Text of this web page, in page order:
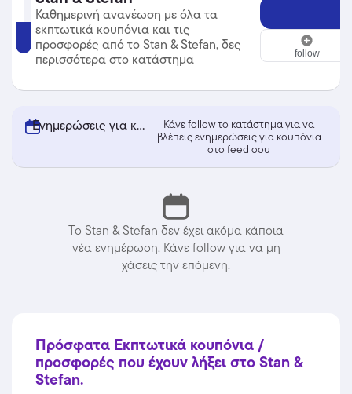
Stan & Stefan
Καθημερινή ανανέωση με όλα τα
εκπτωτικά κουπόνια και τις
προσφορές από το Stan & Stefan, δες
περισσότερα στο κατάστημα
follow
Ενημερώσεις για κουπόνια από Stan & Stefan
Κάνε follow το κατάστημα για να
βλέπεις ενημερώσεις για κουπόνια
στο feed σου
Το Stan & Stefan δεν έχει ακόμα κάποια
νέα ενημέρωση. Κάνε follow για να μη
χάσεις την επόμενη.
Πρόσφατα Εκπτωτικά κουπόνια /
προσφορές που έχουν λήξει στο Stan &
Stefan.